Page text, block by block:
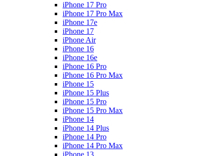
iPhone 17 Pro
iPhone 17 Pro Max
iPhone 17e
iPhone 17
iPhone Air
iPhone 16
iPhone 16e
iPhone 16 Pro
iPhone 16 Pro Max
iPhone 15
iPhone 15 Plus
iPhone 15 Pro
iPhone 15 Pro Max
iPhone 14
iPhone 14 Plus
iPhone 14 Pro
iPhone 14 Pro Max
iPhone 13